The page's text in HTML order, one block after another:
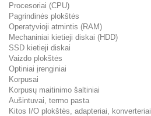
Procesoriai (CPU)
Pagrindinės plokštės
Operatyvioji atmintis (RAM)
Mechaniniai kietieji diskai (HDD)
SSD kietieji diskai
Vaizdo plokštės
Optiniai įrenginiai
Korpusai
Korpusų maitinimo šaltiniai
Aušintuvai, termo pasta
Kitos I/O plokštės, adapteriai, konverteriai